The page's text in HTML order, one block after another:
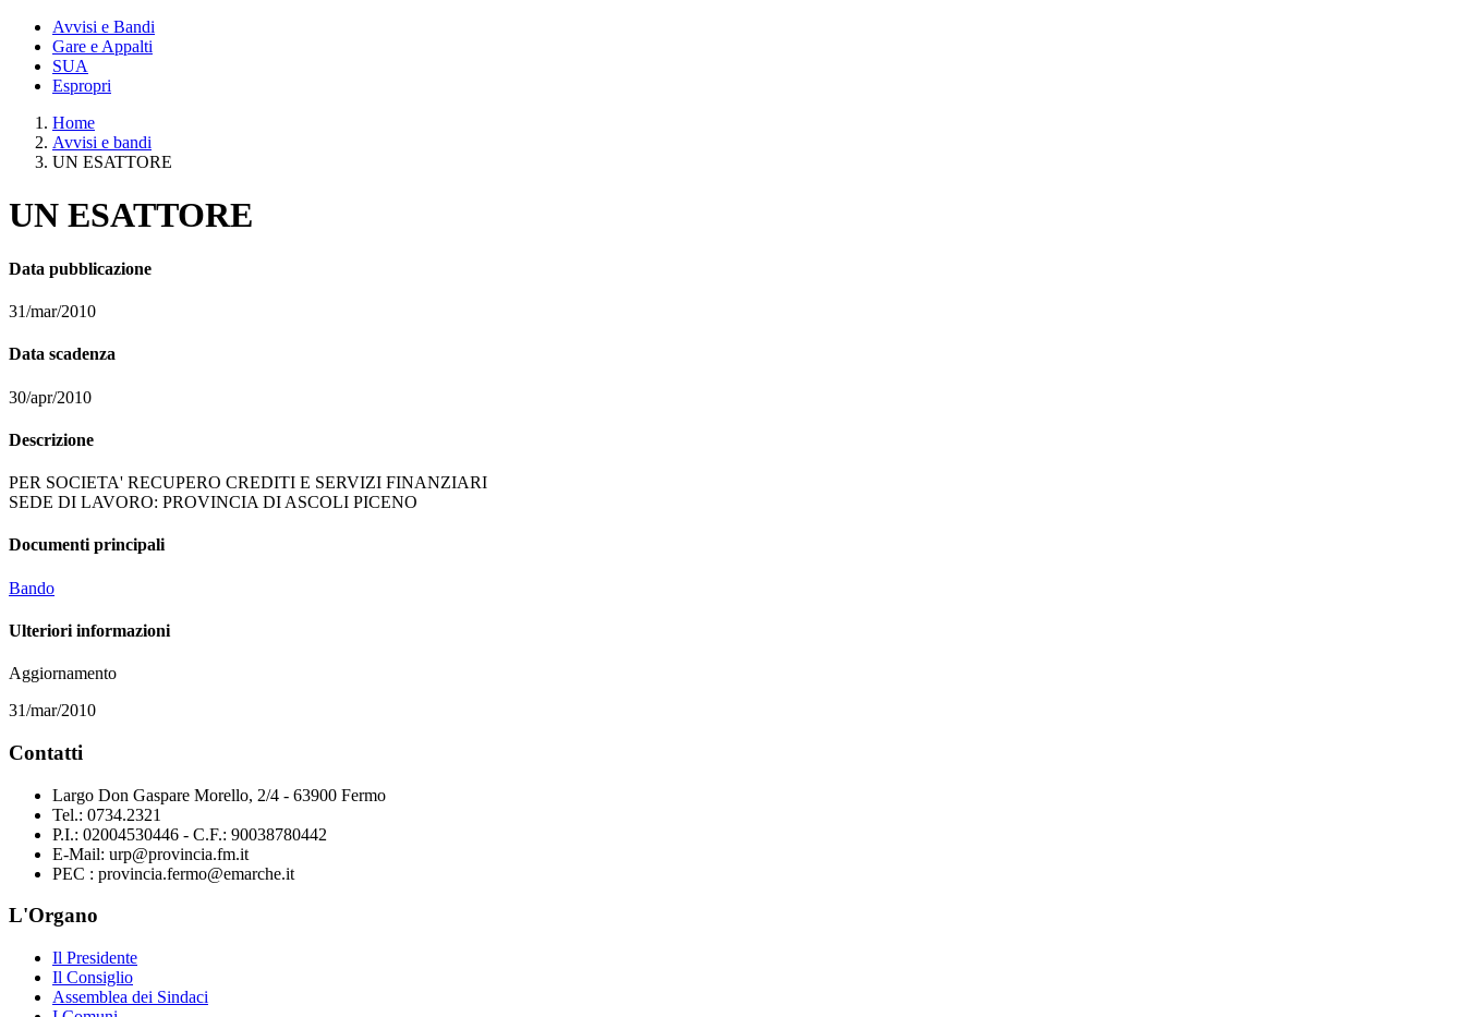
Avvisi e Bandi
Gare e Appalti
SUA
Espropri
Home
Avvisi e bandi
UN ESATTORE
UN ESATTORE
Data pubblicazione
31/mar/2010
Data scadenza
30/apr/2010
Descrizione
PER SOCIETA' RECUPERO CREDITI E SERVIZI FINANZIARI
SEDE DI LAVORO: PROVINCIA DI ASCOLI PICENO
Documenti principali
Bando
Ulteriori informazioni
Aggiornamento
31/mar/2010
Contatti
Largo Don Gaspare Morello, 2/4 - 63900 Fermo
Tel.: 0734.2321
P.I.: 02004530446 - C.F.: 90038780442
E-Mail: urp@provincia.fm.it
PEC : provincia.fermo@emarche.it
L'Organo
Il Presidente
Il Consiglio
Assemblea dei Sindaci